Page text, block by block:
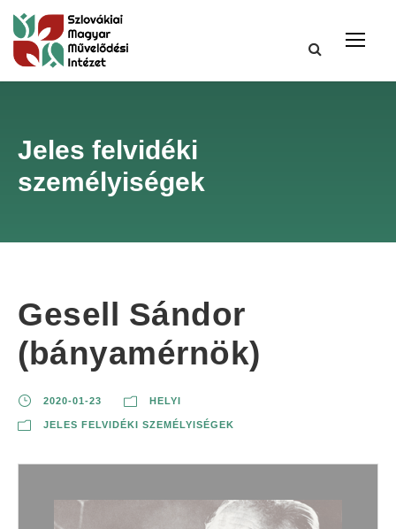
Jeles felvidéki
személyiségek
Gesell Sándor
(bányamérnök)
2020-01-23 HELYI
JELES FELVIDÉKI SZEMÉLYISÉGEK